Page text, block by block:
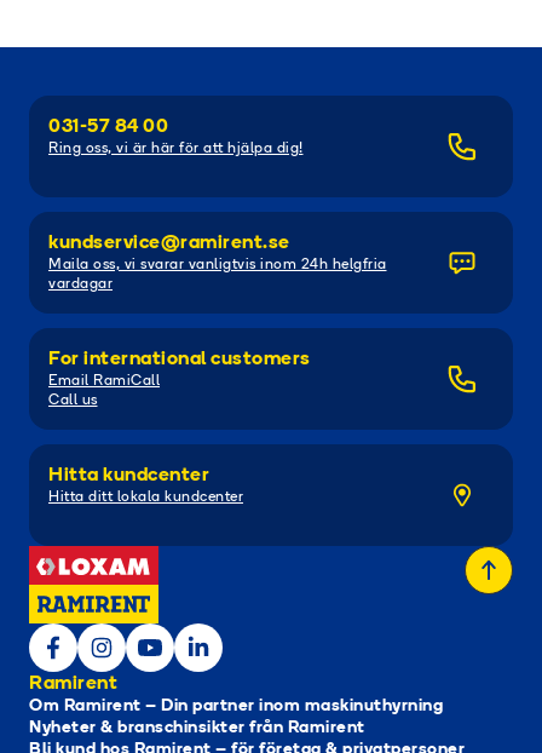
031-57 84 00
Ring oss, vi är här för att hjälpa dig!
kundservice@ramirent.se
Maila oss, vi svarar vanligtvis inom 24h helgfria
vardagar
For international customers
Email RamiCall
Call us
Hitta kundcenter
Hitta ditt lokala kundcenter
Ramirent
Om Ramirent – Din partner inom maskinuthyrning
Nyheter & branschinsikter från Ramirent